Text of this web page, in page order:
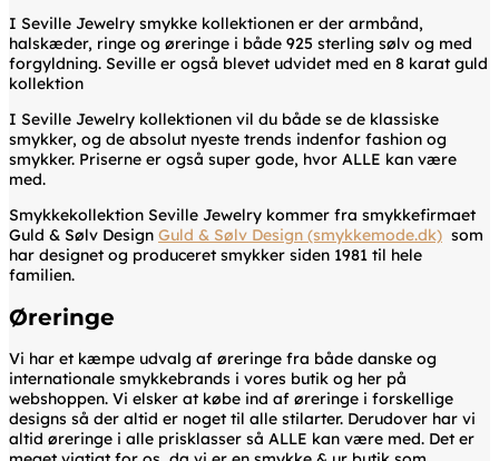
I Seville Jewelry smykke kollektionen er der armbånd,
halskæder, ringe og øreringe i både 925 sterling sølv og med
forgyldning. Seville er også blevet udvidet med en 8 karat guld
kollektion
I Seville Jewelry kollektionen vil du både se de klassiske
smykker, og de absolut nyeste trends indenfor fashion og
smykker. Priserne er også super gode, hvor ALLE kan være
med.
Smykkekollektion Seville Jewelry kommer fra smykkefirmaet
Guld & Sølv Design Guld & Sølv Design (smykkemode.dk) som
har designet og produceret smykker siden 1981 til hele
familien.
Øreringe
Vi har et kæmpe udvalg af øreringe fra både danske og
internationale smykkebrands i vores butik og her på
webshoppen. Vi elsker at købe ind af øreringe i forskellige
designs så der altid er noget til alle stilarter. Derudover har vi
altid øreringe i alle prisklasser så ALLE kan være med. Det er